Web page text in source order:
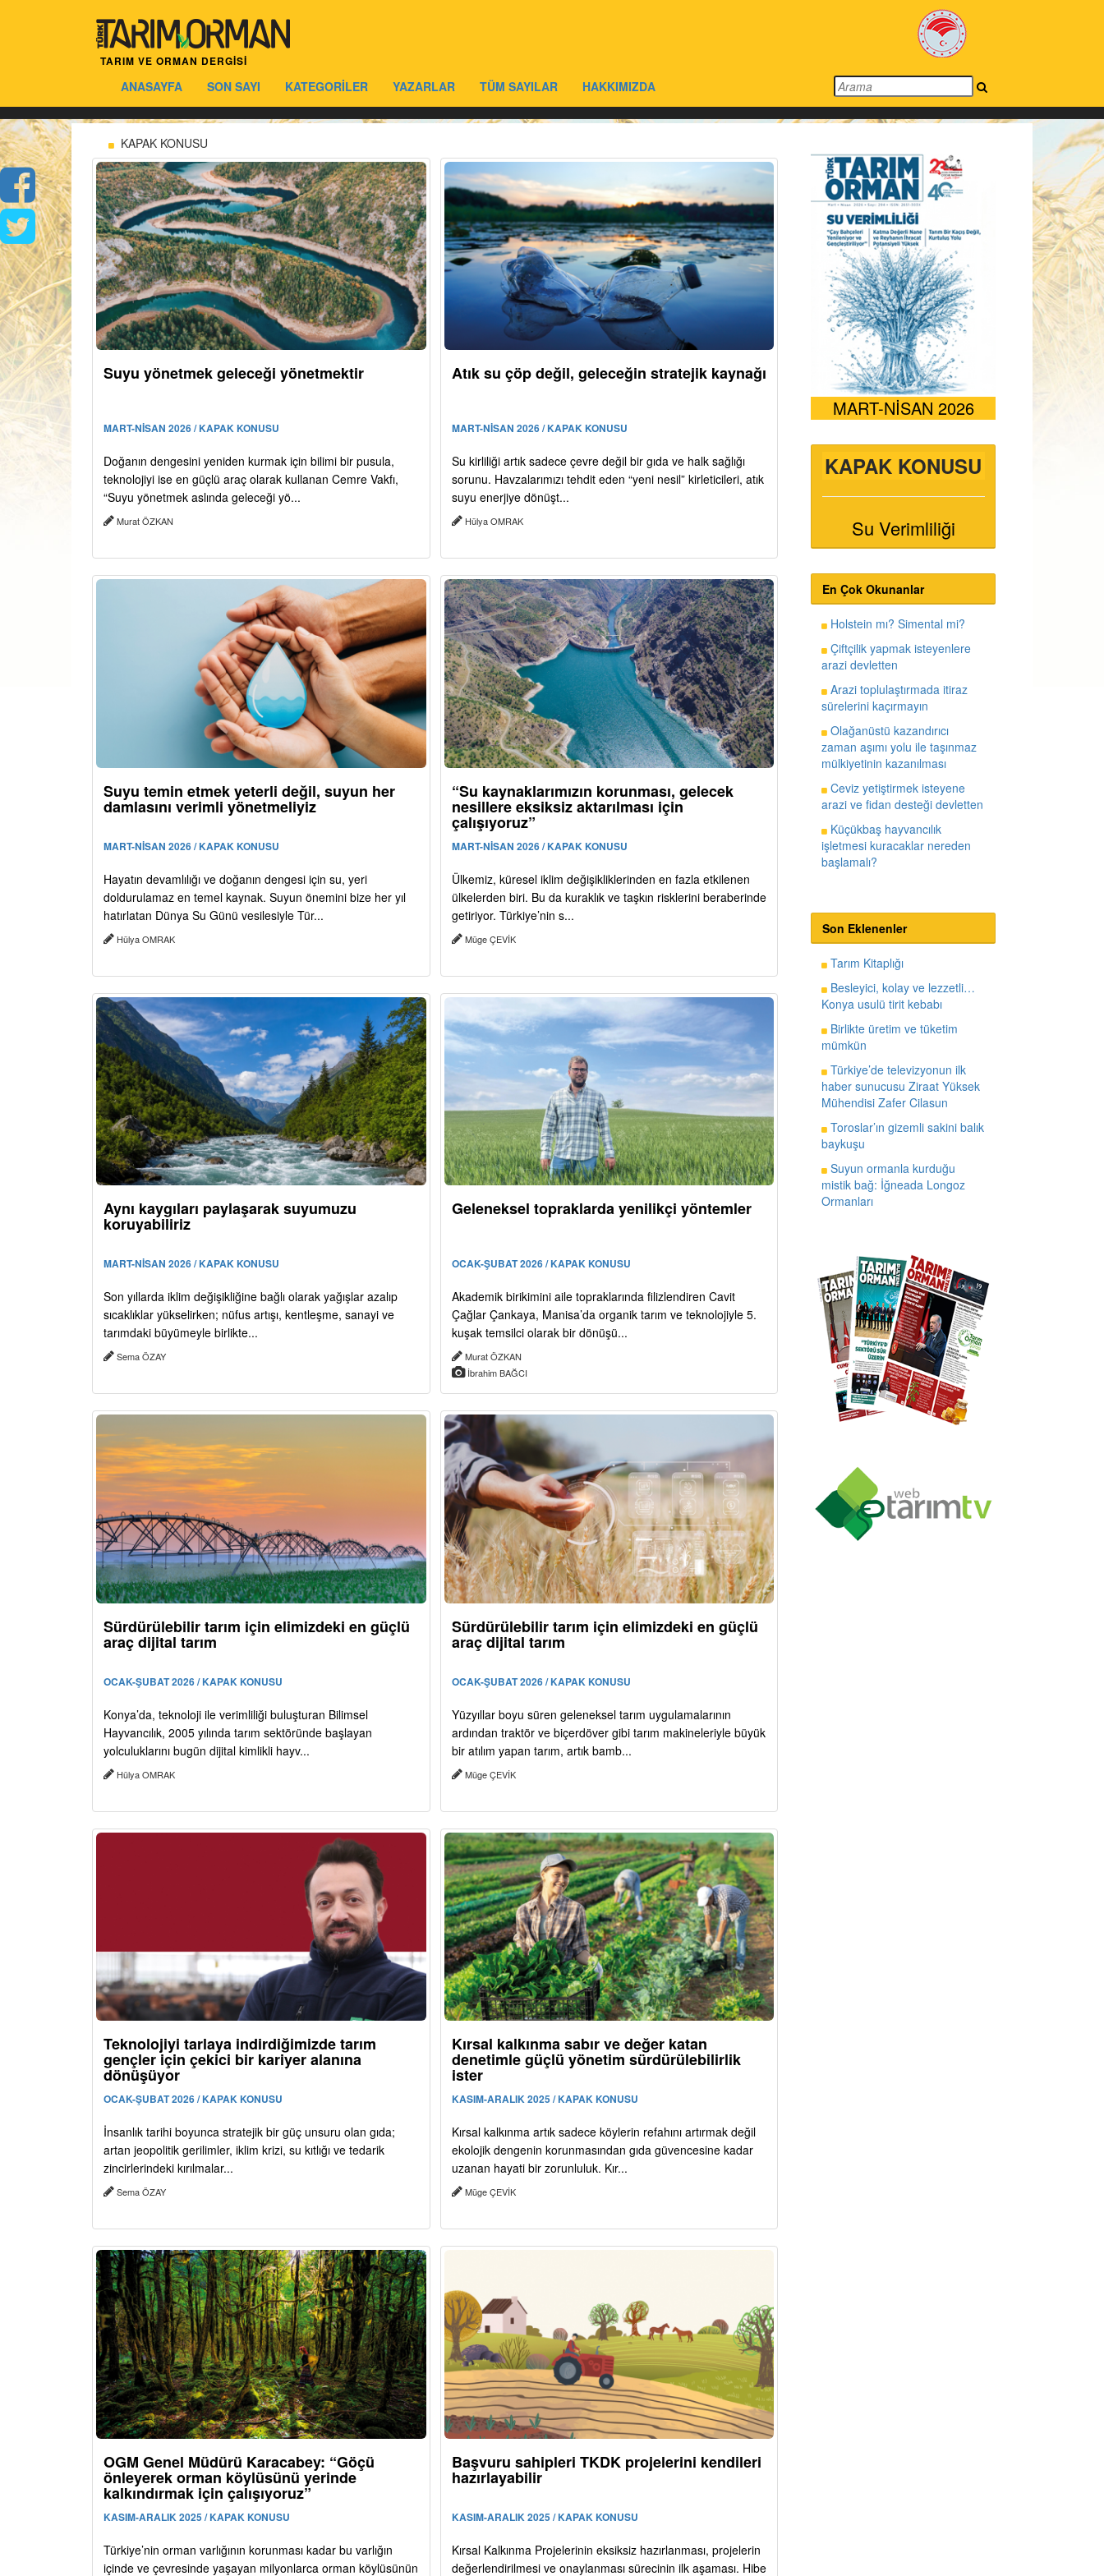
TARIM VE ORMAN DERGİSİ
ANASAYFA SON SAYI KATEGORİLER YAZARLAR TÜM SAYILAR HAKKIMIZDA
KAPAK KONUSU
Suyu yönetmek geleceği yönetmektir
MART-NİSAN 2026 / KAPAK KONUSU
Doğanın dengesini yeniden kurmak için bilimi bir pusula,
teknolojiyi ise en güçlü araç olarak kullanan Cemre Vakfı,
“Suyu yönetmek aslında geleceği yö...
Murat ÖZKAN
Atık su çöp değil, geleceğin stratejik kaynağı
MART-NİSAN 2026 / KAPAK KONUSU
Su kirliliği artık sadece çevre değil bir gıda ve halk sağlığı
sorunu. Havzalarımızı tehdit eden “yeni nesil” kirleticileri, atık
suyu enerjiye dönüşt...
Hülya OMRAK
Suyu temin etmek yeterli değil, suyun her
damlasını verimli yönetmeliyiz
MART-NİSAN 2026 / KAPAK KONUSU
Hayatın devamlılığı ve doğanın dengesi için su, yeri
doldurulamaz en temel kaynak. Suyun önemini bize her yıl
hatırlatan Dünya Su Günü vesilesiyle Tür...
Hülya OMRAK
“Su kaynaklarımızın korunması, gelecek
nesillere eksiksiz aktarılması için
çalışıyoruz”
MART-NİSAN 2026 / KAPAK KONUSU
Ülkemiz, küresel iklim değişikliklerinden en fazla etkilenen
ülkelerden biri. Bu da kuraklık ve taşkın risklerini beraberinde
getiriyor. Türkiye’nin s...
Müge ÇEVİK
Aynı kaygıları paylaşarak suyumuzu
koruyabiliriz
MART-NİSAN 2026 / KAPAK KONUSU
Son yıllarda iklim değişikliğine bağlı olarak yağışlar azalıp
sıcaklıklar yükselirken; nüfus artışı, kentleşme, sanayi ve
tarımdaki büyümeyle birlikte...
Sema ÖZAY
Geleneksel topraklarda yenilikçi yöntemler
OCAK-ŞUBAT 2026 / KAPAK KONUSU
Akademik birikimini aile topraklarında filizlendiren Cavit
Çağlar Çankaya, Manisa’da organik tarım ve teknolojiyle 5.
kuşak temsilci olarak bir dönüşü...
Murat ÖZKAN
İbrahim BAĞCI
Sürdürülebilir tarım için elimizdeki en güçlü
araç dijital tarım
OCAK-ŞUBAT 2026 / KAPAK KONUSU
Konya’da, teknoloji ile verimliliği buluşturan Bilimsel
Hayvancılık, 2005 yılında tarım sektöründe başlayan
yolculuklarını bugün dijital kimlikli hayv...
Hülya OMRAK
Sürdürülebilir tarım için elimizdeki en güçlü
araç dijital tarım
OCAK-ŞUBAT 2026 / KAPAK KONUSU
Yüzyıllar boyu süren geleneksel tarım uygulamalarının
ardından traktör ve biçerdöver gibi tarım makineleriyle büyük
bir atılım yapan tarım, artık bamb...
Müge ÇEVİK
Teknolojiyi tarlaya indirdiğimizde tarım
gençler için çekici bir kariyer alanına
dönüşüyor
OCAK-ŞUBAT 2026 / KAPAK KONUSU
İnsanlık tarihi boyunca stratejik bir güç unsuru olan gıda;
artan jeopolitik gerilimler, iklim krizi, su kıtlığı ve tedarik
zincirlerindeki kırılmalar...
Sema ÖZAY
Kırsal kalkınma sabır ve değer katan
denetimle güçlü yönetim sürdürülebilirlik
ister
KASIM-ARALIK 2025 / KAPAK KONUSU
Kırsal kalkınma artık sadece köylerin refahını artırmak değil
ekolojik dengenin korunmasından gıda güvencesine kadar
uzanan hayati bir zorunluluk. Kır...
Müge ÇEVİK
OGM Genel Müdürü Karacabey: “Göçü
önleyerek orman köylüsünü yerinde
kalkındırmak için çalışıyoruz”
KASIM-ARALIK 2025 / KAPAK KONUSU
Türkiye’nin orman varlığının korunması kadar bu varlığın
içinde ve çevresinde yaşayan milyonlarca orman köylüsünün
Başvuru sahipleri TKDK projelerini kendileri
hazırlayabilir
KASIM-ARALIK 2025 / KAPAK KONUSU
Kırsal Kalkınma Projelerinin eksiksiz hazırlanması, projelerin
değerlendirilmesi ve onaylanması sürecinin ilk aşaması. Hibe
MART-NİSAN 2026
KAPAK KONUSU
Su Verimliliği
En Çok Okunanlar
Holstein mı? Simental mi?
Çiftçilik yapmak isteyenlere
arazi devletten
Arazi toplulaştırmada itiraz
sürelerini kaçırmayın
Olağanüstü kazandırıcı
zaman aşımı yolu ile taşınmaz
mülkiyetinin kazanılması
Ceviz yetiştirmek isteyene
arazi ve fidan desteği devletten
Küçükbaş hayvancılık
işletmesi kuracaklar nereden
başlamalı?
Son Eklenenler
Tarım Kitaplığı
Besleyici, kolay ve lezzetli…
Konya usulü tirit kebabı
Birlikte üretim ve tüketim
mümkün
Türkiye’de televizyonun ilk
haber sunucusu Ziraat Yüksek
Mühendisi Zafer Cilasun
Toroslar’ın gizemli sakini balık
baykuşu
Suyun ormanla kurduğu
mistik bağ: İğneada Longoz
Ormanları